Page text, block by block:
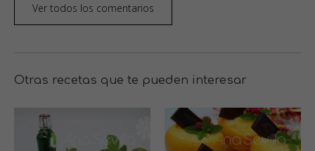
Ver todos los comentarios
Otras recetas que te pueden interesar